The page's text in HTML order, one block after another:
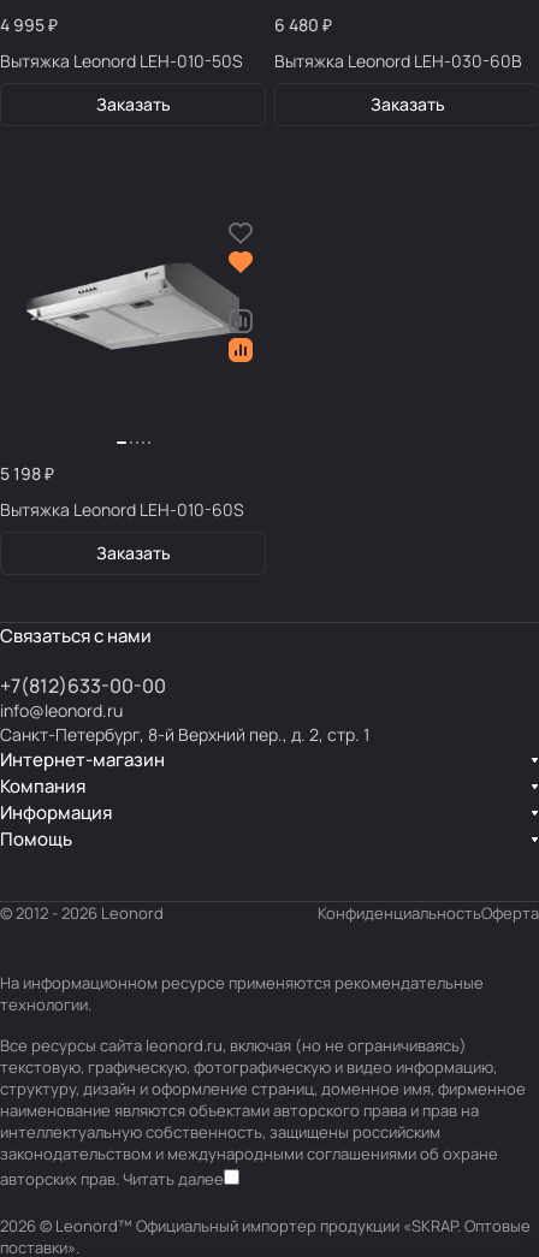
4 995 ₽
Вытяжка Leonord LEH-010-50S
Заказать
6 480 ₽
Вытяжка Leonord LEH-030-60B
Заказать
5 198 ₽
Вытяжка Leonord LEH-010-60S
Заказать
Связаться с нами
+7(812)633-00-00
info@leonord.ru
Санкт-Петербург, 8-й Верхний пер., д. 2, стр. 1
Интернет-магазин
Компания
Информация
Помощь
© 2012 - 2026 Leonord КонфиденциальностьОферта
На информационном ресурсе применяются рекомендательные
технологии.
Все ресурсы сайта leonord.ru, включая (но не ограничиваясь)
текстовую, графическую, фотографическую и видео информацию,
структуру, дизайн и оформление страниц, доменное имя, фирменное
наименование являются объектами авторского права и прав на
интеллектуальную собственность, защищены российским
законодательством и международными соглашениями об охране
авторских прав. Читать далее
2026 © Leonord™ Официальный импортер продукции «SKRAP. Оптовые
поставки».